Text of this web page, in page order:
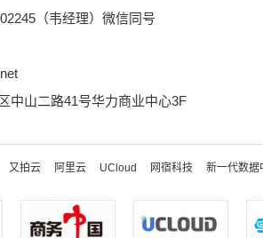
（韦经理）微信同号
中山二路41号华力商业中心3F
又拍云 阿里云 UCloud 网宿科技 新一代数据